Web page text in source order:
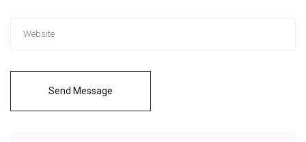
Send Message